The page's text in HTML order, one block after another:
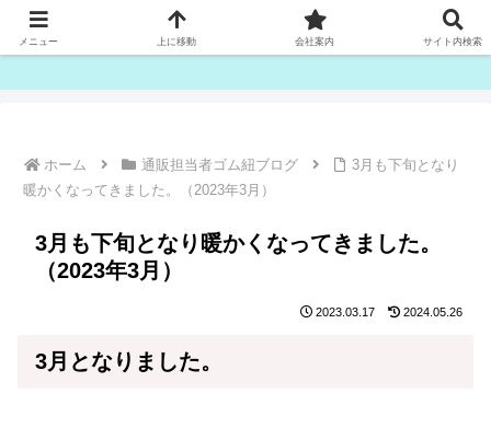
ゴム紐・平ゴム製造販売は津田産業直販部です
ホーム 通販担当者ゴム紐ブログ
3月も下旬となり
暖かくなってきました。（2023年3月）
3月も下旬となり暖かくなってきました。
（2023年3月）
2023.03.17 2024.05.26
3月となりました。
メニュー 上に移動 会社案内 サイト内検索